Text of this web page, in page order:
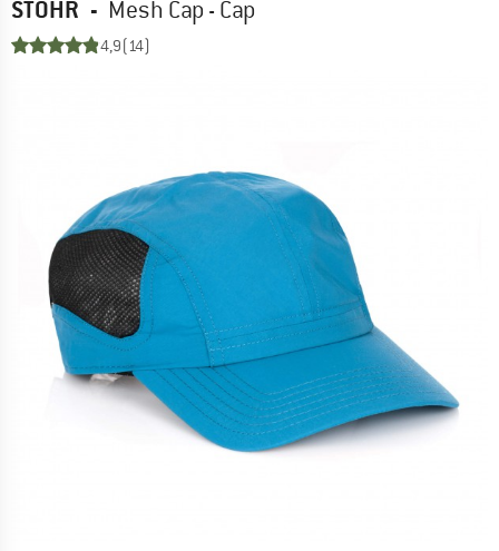
STÖHR - Mesh Cap - Cap
4,9(14)